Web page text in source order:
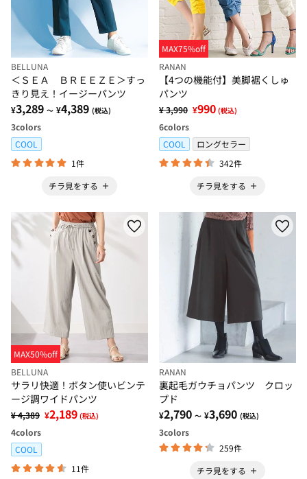
BELLUNA
＜ＳＥＡ ＢＲＥＥＺＥ＞すっ
きり見え！イージーパンツ
¥3,289 ～ ¥4,389 (税込)
3colors
COOL
1件
チラ見をする
MAX75%off
RANAN
【4つの機能付】美脚裾くしゅ
パンツ
¥ 3,990 ¥990 (税込)
6colors
COOL
ロングセラー
342件
チラ見をする
MAX50%off
BELLUNA
サラリ快適！ボタン使いビンテ
ージ調ワイドパンツ
¥ 4,389 ¥2,189 (税込)
4colors
COOL
11件
RANAN
裏起毛ガウチョパンツ クロッ
プド
¥2,790 ～ ¥3,690 (税込)
3colors
259件
チラ見をする